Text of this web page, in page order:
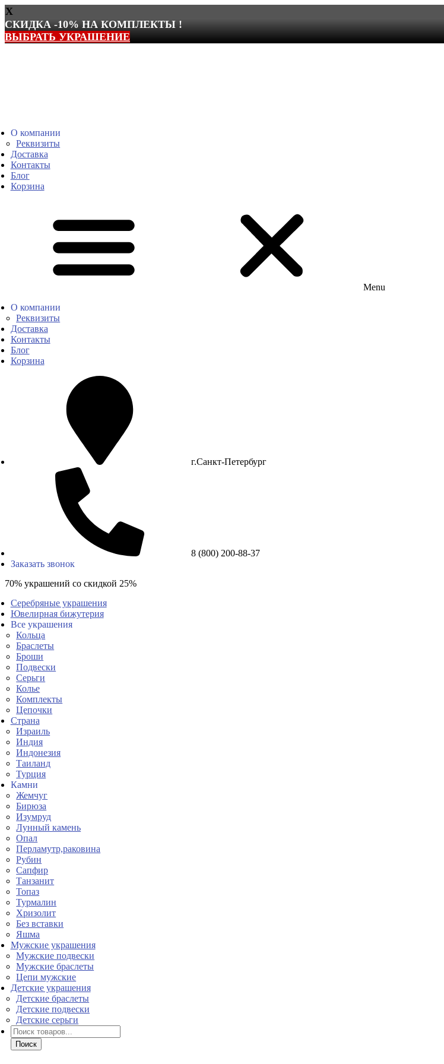
X
СКИДКА -10% НА КОМПЛЕКТЫ !
ВЫБРАТЬ УКРАШЕНИЕ
О компании
Реквизиты
Доставка
Контакты
Блог
Корзина
Menu
О компании
Реквизиты
Доставка
Контакты
Блог
Корзина
г.Санкт-Петербург
8 (800) 200-88-37
Заказать звонок
70% украшений со скидкой 25%
Серебряные украшения
Ювелирная бижутерия
Все украшения
Кольца
Браслеты
Броши
Подвески
Серьги
Колье
Комплекты
Цепочки
Страна
Израиль
Индия
Индонезия
Таиланд
Турция
Камни
Жемчуг
Бирюза
Изумруд
Лунный камень
Опал
Перламутр,раковина
Рубин
Сапфир
Танзанит
Топаз
Турмалин
Хризолит
Без вставки
Яшма
Мужские украшения
Мужские подвески
Мужские браслеты
Цепи мужские
Детские украшения
Детские браслеты
Детские подвески
Детские серьги
Поиск
товаров
Поиск